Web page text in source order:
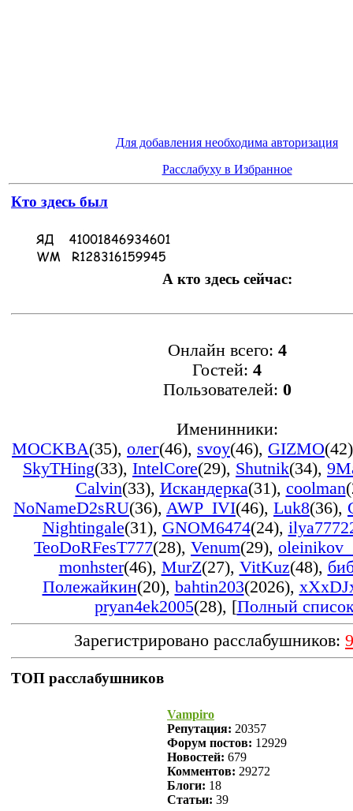
Для добавления необходима авторизация
Расслабуху в Избранное
Кто здесь был
А кто здесь сейчас:
Онлайн всего: 4
Гостей: 4
Пользователей: 0
Именинники:
MOCKBA(35), олег(46), svoy(46), GIZMO(42)
SkyTHing(33), IntelCore(29), Shutnik(34),
Calvin(33), Искандерка(31), coolman
NoNameD2sRU(36), AWP_IVI(46), Luk8(36),
Nightingale(31), GNOM6474(24),
TeoDoRFesT777(28), Venum(29),
monhster(46), MurZ(27), VitKuz(48),
Полежайкин(20), bahtin203(2026),
pryan4ek2005(28), [Полный
Зарегистрировано расслабушников:
ТОП расслабушников
Vampiro
Репутация: 20357
Форум постов: 12929
Новостей: 679
Комментов: 29272
Блоги: 18
Статьи: 39